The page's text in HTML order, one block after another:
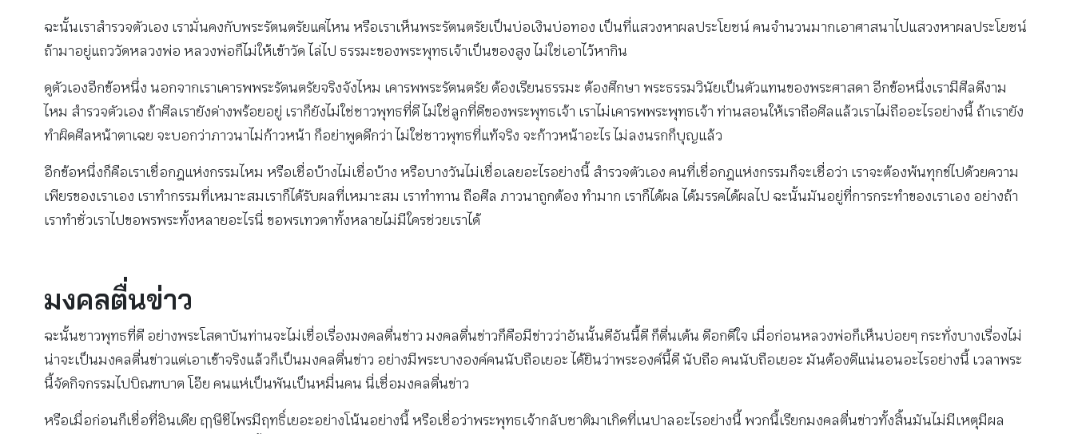
ฉะนั้นเราสํารวจตัวเอง เรามั่นคงกับพระรัตนตรัยแค่ไหน หรือเราเห็นพระรัตนตรัยเป็นบ่อเงินบ่อทอง เป็นที่แสวงหาผลประโยชน์ คนจํานวนมากเอาศาสนาไปแสวงหาผลประโยชน์
ถ้ามาอยู่แถววัดหลวงพ่อ หลวงพ่อก็ไม่ให้เข้าวัด ไล่ไป ธรรมะของพระพุทธเจ้าเป็นของสูง ไม่ใช่เอาไว้หากิน
ดูตัวเองอีกข้อหนึ่ง นอกจากเราเคารพพระรัตนตรัยจริงจังไหม เคารพพระรัตนตรัย ต้องเรียนธรรมะ ต้องศึกษา พระธรรมวินัยเป็นตัวแทนของพระศาสดา อีกข้อหนึ่งเรามีศีลดีงาม
ไหม สํารวจตัวเอง ถ้าศีลเรายังด่างพร้อยอยู่ เราก็ยังไม่ใช่ชาวพุทธที่ดี ไม่ใช่ลูกที่ดีของพระพุทธเจ้า เราไม่เคารพพระพุทธเจ้า ท่านสอนให้เราถือศีลแล้วเราไม่ถืออะไรอย่างนี้ ถ้าเรายัง
ทำผิดศีลหน้าตาเฉย จะบอกว่าภาวนาไม่ก้าวหน้า ก็อย่าพูดดีกว่า ไม่ใช่ชาวพุทธที่แท้จริง จะก้าวหน้าอะไร ไม่ลงนรกก็บุญแล้ว
อีกข้อหนึ่งก็คือเราเชื่อกฎแห่งกรรมไหม หรือเชื่อบ้างไม่เชื่อบ้าง หรือบางวันไม่เชื่อเลยอะไรอย่างนี้ สํารวจตัวเอง คนที่เชื่อกฎแห่งกรรมก็จะเชื่อว่า เราจะต้องพ้นทุกข์ไปด้วยความ
เพียรของเราเอง เราทำกรรมที่เหมาะสมเราก็ได้รับผลที่เหมาะสม เราทำทาน ถือศีล ภาวนาถูกต้อง ทำมาก เราก็ได้ผล ได้มรรคได้ผลไป ฉะนั้นมันอยู่ที่การกระทำของเราเอง อย่างถ้า
เราทำชั่วเราไปขอพรพระทั้งหลายอะไรนี่ ขอพรเทวดาทั้งหลายไม่มีใครช่วยเราได้
มงคลตื่นข่าว
ฉะนั้นชาวพุทธที่ดี อย่างพระโสดาบันท่านจะไม่เชื่อเรื่องมงคลตื่นข่าว มงคลตื่นข่าวก็คือมีข่าวว่าอันนั้นดีอันนี้ดี ก็ตื่นเต้น ดีอกดีใจ เมื่อก่อนหลวงพ่อก็เห็นบ่อยๆ กระทั่งบางเรื่องไม่
น่าจะเป็นมงคลตื่นข่าวแต่เอาเข้าจริงแล้วก็เป็นมงคลตื่นข่าว อย่างมีพระบางองค์คนนับถือเยอะ ได้ยินว่าพระองค์นี้ดี นับถือ คนนับถือเยอะ มันต้องดีแน่นอนอะไรอย่างนี้ เวลาพระ
นี้จัดกิจกรรมไปบิณฑบาต โอ๊ย คนแห่เป็นพันเป็นหมื่นคน นี่เชื่อมงคลตื่นข่าว
หรือเมื่อก่อนก็เชื่อที่อินเดีย ฤๅษีชีไพรมีฤทธิ์เยอะอย่างโน้นอย่างนี้ หรือเชื่อว่าพระพุทธเจ้ากลับชาติมาเกิดที่เนปาลอะไรอย่างนี้ พวกนี้เรียกมงคลตื่นข่าวทั้งสิ้นมันไม่มีเหตุมีผล